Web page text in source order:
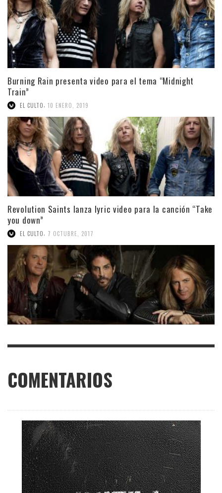
Burning Rain presenta video para el tema “Midnight
Train”
EL CULTO 10 ENERO, 2019
Revolution Saints lanza lyric video para la canción “Take
you down”
EL CULTO 7 OCTUBRE, 2017
COMENTARIOS